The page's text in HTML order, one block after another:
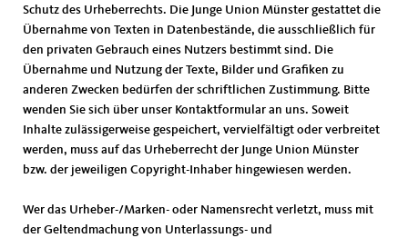
Schutz des Urheberrechts. Die Junge Union Münster gestattet die
Übernahme von Texten in Datenbestände, die ausschließlich für
den privaten Gebrauch eines Nutzers bestimmt sind. Die
Übernahme und Nutzung der Texte, Bilder und Grafiken zu
anderen Zwecken bedürfen der schriftlichen Zustimmung. Bitte
wenden Sie sich über unser Kontaktformular an uns. Soweit
Inhalte zulässigerweise gespeichert, vervielfältigt oder verbreitet
werden, muss auf das Urheberrecht der Junge Union Münster
bzw. der jeweiligen Copyright-Inhaber hingewiesen werden.
Wer das Urheber-/Marken- oder Namensrecht verletzt, muss mit
der Geltendmachung von Unterlassungs- und